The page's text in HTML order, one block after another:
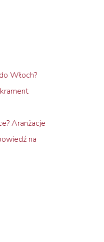
Włoch?
Aranżacje
na